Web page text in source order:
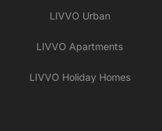
LIVVO Urban
LIVVO Apartments
LIVVO Holiday Homes